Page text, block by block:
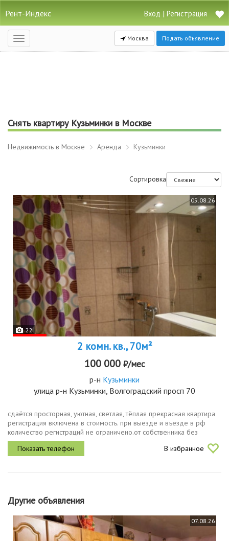
Рент-Индекс Вход | Регистрация
Открыть
навигацию
Москва Подать объявление
Снять квартиру Кузьминки в Москве
Недвижимость в Москве Аренда Кузьминки
Сортировка
05.08.26
22
2 комн. кв., 70м²
100 000 ₽/мес
р-н Кузьминки
улица р-н Кузьминки, Волгоградский просп 70
сдаётся просторная, уютная, светлая, тёплая прекрасная квартира
регистрация включена в стоимость. при выезде и въезде в рф
количество регистраций не ограничено.от coбcтвенникa без
комиссии можно на несколько месяцев. риэлторов и прочих
специалистов...
В избранное
Другие объявления
07.08.26